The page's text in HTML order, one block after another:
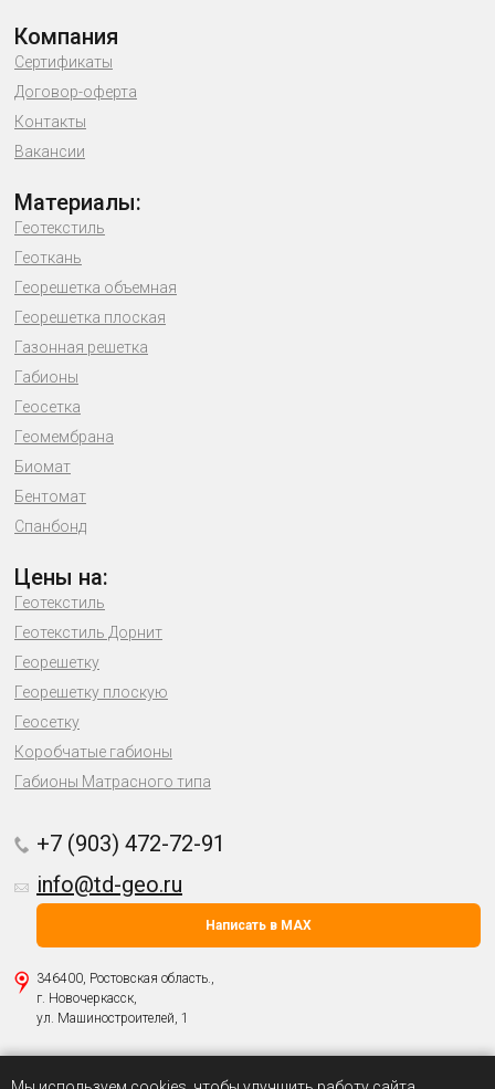
Компания
Сертификаты
Договор-оферта
Контакты
Вакансии
Материалы:
Геотекстиль
Геоткань
Георешетка объемная
Георешетка плоская
Газонная решетка
Габионы
Геосетка
Геомембрана
Биомат
Бентомат
Спанбонд
Цены на:
Геотекстиль
Геотекстиль Дорнит
Георешетку
Георешетку плоскую
Геосетку
Коробчатые габионы
Габионы Матрасного типа
+7 (903) 472-72-91
info@td-geo.ru
Написать в MAX
346400, Ростовская область.,
г. Новочеркасск,
ул. Машиностроителей, 1
Политика о защите персональных данных